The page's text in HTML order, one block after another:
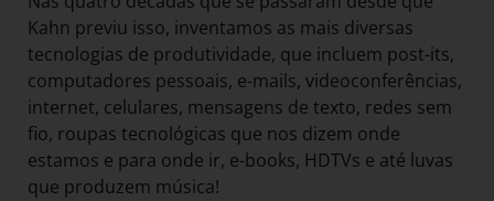
Kahn previu isso, inventamos as mais diversas
tecnologias de produtividade, que incluem post-its,
computadores pessoais, e-mails, videoconferências,
internet, celulares, mensagens de texto, redes sem
fio, roupas tecnológicas que nos dizem onde
estamos e para onde ir, e-books, HDTVs e até luvas
que produzem música!